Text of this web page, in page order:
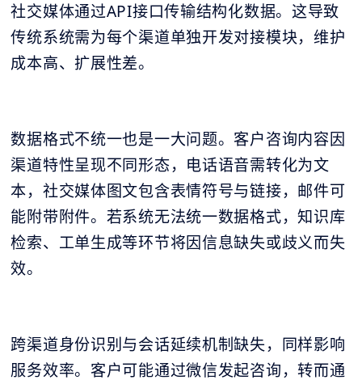
社交媒体通过API接口传输结构化数据。这导致
传统系统需为每个渠道单独开发对接模块，维护
成本高、扩展性差。
数据格式不统一也是一大问题。客户咨询内容因
渠道特性呈现不同形态，电话语音需转化为文
本，社交媒体图文包含表情符号与链接，邮件可
能附带附件。若系统无法统一数据格式，知识库
检索、工单生成等环节将因信息缺失或歧义而失
效。
跨渠道身份识别与会话延续机制缺失，同样影响
服务效率。客户可能通过微信发起咨询，转而通